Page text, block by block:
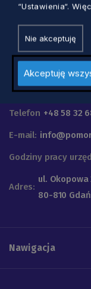
Urząd
Województwa
Telefon +48 58 32
E-mail:
Godziny pracy
Adres:
ul. Okopowa
80-810
Nawigacja
“Ustawienia“.
Nie akceptuję
Akceptuję